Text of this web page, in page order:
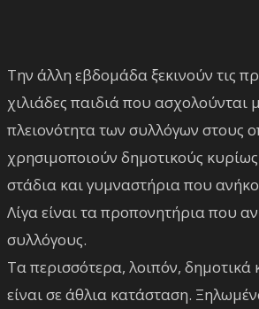
Την άλλη εβδομάδα ξεκινούν τις
χιλιάδες παιδιά που ασχολούνται
πλειονότητα των συλλόγων στους
χρησιμοποιούν δημοτικούς
στάδια και γυμναστήρια που
Λίγα είναι τα προπονητήρια που
συλλόγους.
Τα περισσότερα, λοιπόν, δημοτικά
είναι σε άθλια κατάσταση.